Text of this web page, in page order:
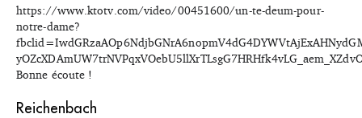
https://www.ktotv.com/video/00451600/un-te-deum-pour-
notre-dame?
Bonne écoute !
Reichenbach